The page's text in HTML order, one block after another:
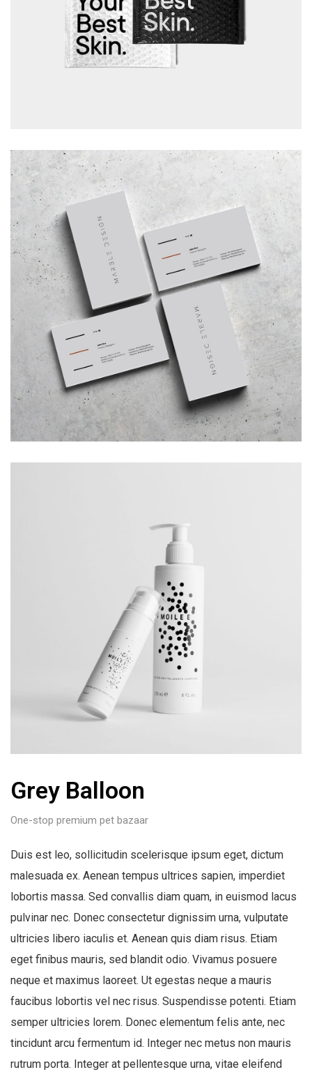
Grey Balloon
One-stop premium pet bazaar
Duis est leo, sollicitudin scelerisque ipsum eget, dictum
malesuada ex. Aenean tempus ultrices sapien, imperdiet
lobortis massa. Sed convallis diam quam, in euismod lacus
pulvinar nec. Donec consectetur dignissim urna, vulputate
ultricies libero iaculis et. Aenean quis diam risus. Etiam
eget finibus mauris, sed blandit odio. Vivamus posuere
neque et maximus laoreet. Ut egestas neque a mauris
faucibus lobortis vel nec risus. Suspendisse potenti. Etiam
semper ultricies lorem. Donec elementum felis ante, nec
tincidunt arcu fermentum id. Integer nec metus non mauris
rutrum porta. Integer at pellentesque urna, vitae eleifend